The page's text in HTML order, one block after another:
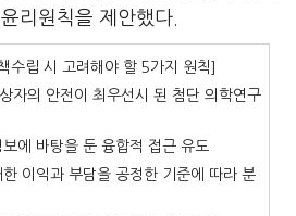
리원칙을 제안했다.
수립 시 고려해야 할 5가지 원칙]
의 안전이 최우선시 된 첨단 의학연구
바탕을 둔 융합적 접근 유도
익과 부담을 공정한 기준에 따라 분